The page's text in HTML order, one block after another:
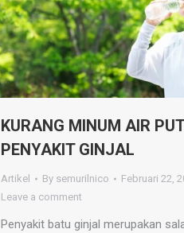
KURANG MINUM AIR
PENYAKIT GINJAL
Artikel By semurilnico
Februari 22,
Leave a comment
Penyakit batu ginjal merupakan